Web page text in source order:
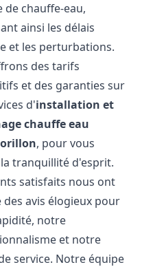
de chauffe-eau,
ainsi les délais
et les perturbations.
des tarifs
et des garanties sur
d'installation et
chauffe eau
, pour vous
tranquillité d'esprit.
satisfaits nous ont
avis élogieux pour
notre
et notre
service. Notre équipe